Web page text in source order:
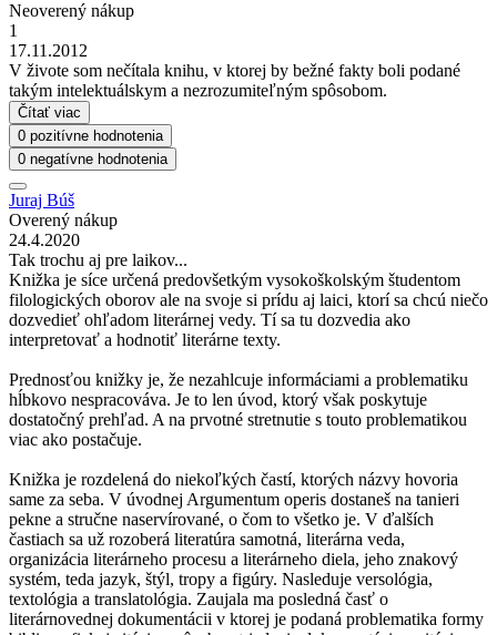
Neoverený nákup
1
17.11.2012
V živote som nečítala knihu, v ktorej by bežné fakty boli podané
takým intelektuálskym a nezrozumiteľným spôsobom.
Čítať viac
0 pozitívne hodnotenia
0 negatívne hodnotenia
Juraj Búš
Overený nákup
24.4.2020
Tak trochu aj pre laikov...
Knižka je síce určená predovšetkým vysokoškolským študentom
filologických oborov ale na svoje si prídu aj laici, ktorí sa chcú niečo
dozvedieť ohľadom literárnej vedy. Tí sa tu dozvedia ako
interpretovať a hodnotiť literárne texty.
Prednosťou knižky je, že nezahlcuje informáciami a problematiku
hĺbkovo nespracováva. Je to len úvod, ktorý však poskytuje
dostatočný prehľad. A na prvotné stretnutie s touto problematikou
viac ako postačuje.
Knižka je rozdelená do niekoľkých častí, ktorých názvy hovoria
same za seba. V úvodnej Argumentum operis dostaneš na tanieri
pekne a stručne naservírované, o čom to všetko je. V ďalších
častiach sa už rozoberá literatúra samotná, literárna veda,
organizácia literárneho procesu a literárneho diela, jeho znakový
systém, teda jazyk, štýl, tropy a figúry. Nasleduje versológia,
textológia a translatológia. Zaujala ma posledná časť o
literárnovednej dokumentácii v ktorej je podaná problematika formy